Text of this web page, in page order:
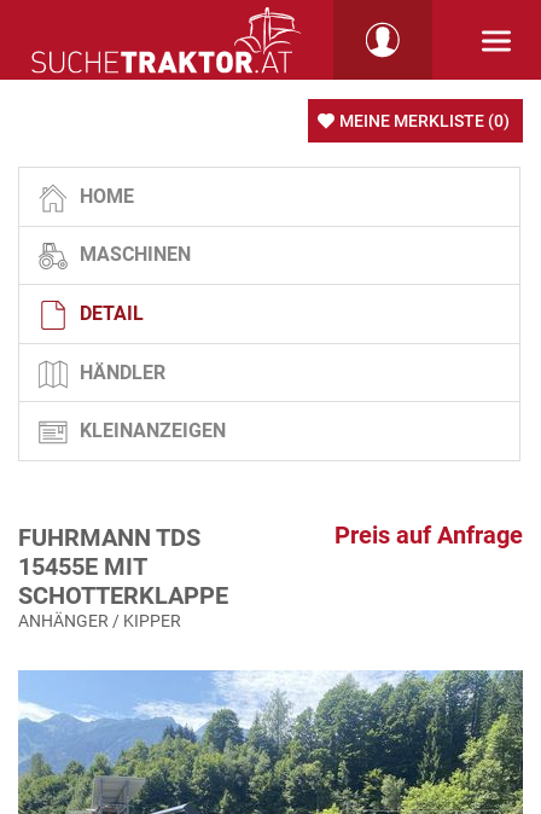
MEINE MERKLISTE (0)
HOME
MASCHINEN
DETAIL
HÄNDLER
KLEINANZEIGEN
FUHRMANN TDS
15455E MIT
SCHOTTERKLAPPE
Preis auf Anfrage
ANHÄNGER / KIPPER